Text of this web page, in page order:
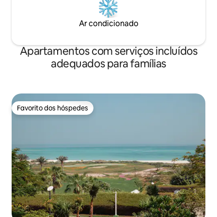
Ar condicionado
Apartamentos com serviços incluídos
adequados para famílias
Favorito dos hóspedes
Favorito dos hóspedes